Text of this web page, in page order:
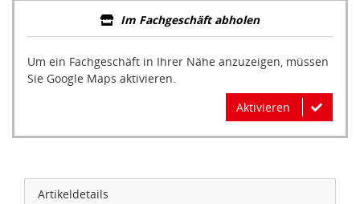
Im Fachgeschäft abholen
Um ein Fachgeschäft in Ihrer Nähe anzuzeigen, müssen
Sie Google Maps aktivieren.
Aktivieren
Artikeldetails